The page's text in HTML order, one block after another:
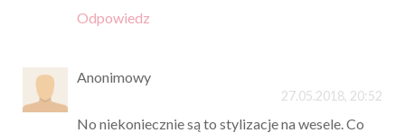
Odpowiedz
Anonimowy
27.05.2018, 20:52
No niekoniecznie są to stylizacje na wesele. Co